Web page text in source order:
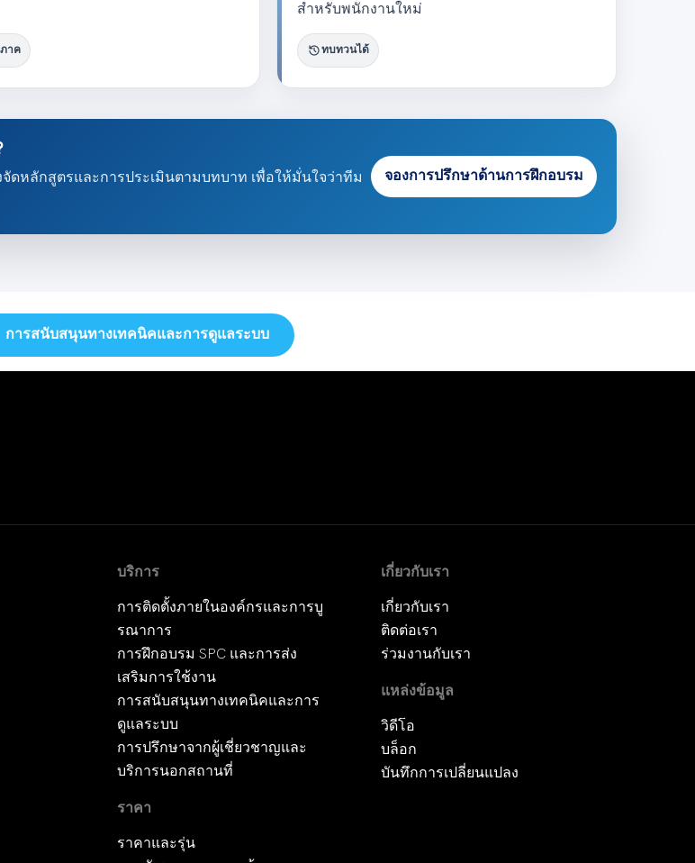
าค
สำหรับพนักงานใหม่
historyทบทวนได้
ดหลักสูตรและการประเมินตามบทบาท เพื่อให้มั่นใจว่าทีม
จองการปรึกษาด้านการฝึกอบรม
การสนับสนุนทางเทคนิคและการดูแลระบบ
บริการ
การติดตั้งภายในองค์กรและการบู
รณาการ
การฝึกอบรม SPC และการส่ง
เสริมการใช้งาน
การสนับสนุนทางเทคนิคและการ
ดูแลระบบ
การปรึกษาจากผู้เชี่ยวชาญและ
บริการนอกสถานที่
ราคา
ราคาและรุ่น
เกี่ยวกับเรา
เกี่ยวกับเรา
ติดต่อเรา
ร่วมงานกับเรา
แหล่งข้อมูล
วิดีโอ
บล็อก
บันทึกการเปลี่ยนแปลง